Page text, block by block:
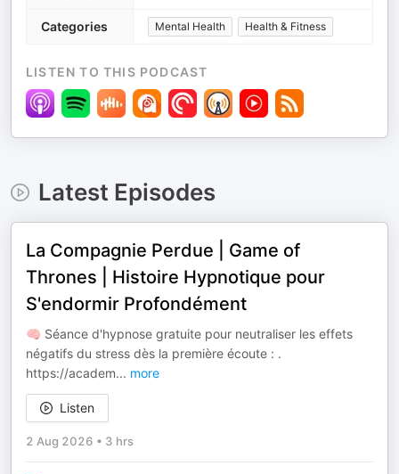
Categories Mental Health Health & Fitness
LISTEN TO THIS PODCAST
Latest Episodes
La Compagnie Perdue | Game of
Thrones | Histoire Hypnotique pour
S'endormir Profondément
🧠 Séance d'hypnose gratuite pour neutraliser les effets
négatifs du stress dès la première écoute : .
⁠⁠⁠https://academ... more
Listen
2 Aug 2026 • 3 hrs